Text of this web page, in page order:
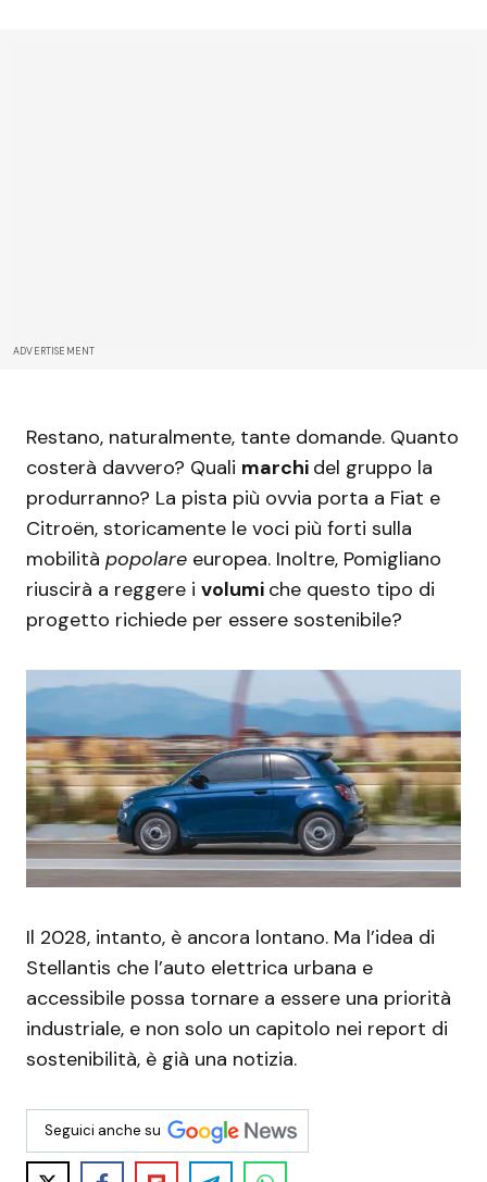
ADVERTISEMENT
Restano, naturalmente, tante domande. Quanto
costerà davvero? Quali marchi del gruppo la
produrranno? La pista più ovvia porta a Fiat e
Citroën, storicamente le voci più forti sulla
mobilità popolare europea. Inoltre, Pomigliano
riuscirà a reggere i volumi che questo tipo di
progetto richiede per essere sostenibile?
Il 2028, intanto, è ancora lontano. Ma l’idea di
Stellantis che l’auto elettrica urbana e
accessibile possa tornare a essere una priorità
industriale, e non solo un capitolo nei report di
sostenibilità, è già una notizia.
Seguici anche su